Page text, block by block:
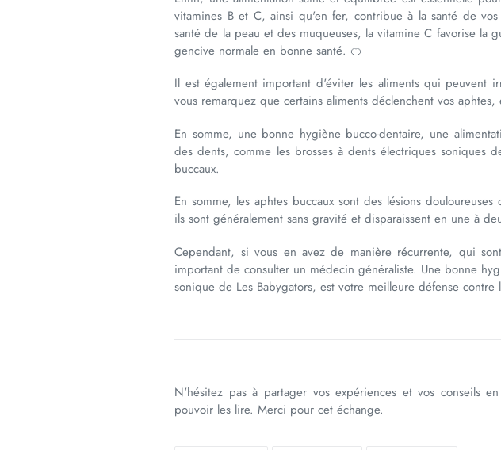
vitamines B et C, ainsi qu'en fer, contribue à la santé de
santé de la peau et des muqueuses, la vitamine C favorise la
gencive normale en bonne santé. 🍊
Il est également important d'éviter les aliments qui peuvent
vous remarquez que certains aliments déclenchent vos aphtes,
En somme, une bonne hygiène bucco-dentaire, une
des dents, comme les brosses à dents électriques soniques
buccaux.
En somme, les aphtes buccaux sont des lésions
ils sont généralement sans gravité et disparaissent en une à
Cependant, si vous en avez de manière récurrente, qui
important de consulter un médecin généraliste. Une bonne
sonique de Les Babygators, est votre meilleure défense contre
N'hésitez pas à partager vos expériences et vos conseils
pouvoir les lire. Merci pour cet échange.